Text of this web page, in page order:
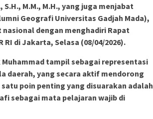
M.M., M.H., yang juga menjabat
Geografi Universitas Gadjah Mada),
dengan menghadiri Rapat
RI di Jakarta, Selasa (08/04/2026).
tampil sebagai representasi
daerah, yang secara aktif mendorong
poin penting yang disuarakan adalah
sebagai mata pelajaran wajib di